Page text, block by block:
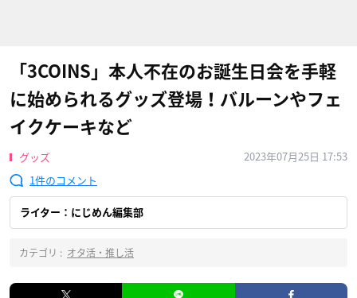
「3COINS」本人不在のお誕生日会を手軽
に始められるグッズ登場！バルーンやフェ
イクケーキなど
グッズ
2023年07月25日 17:53
1
ライター：にじめん編集部
カテゴリ : オタ活・推し活